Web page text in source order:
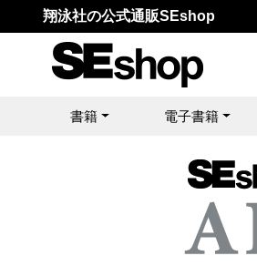
翔泳社の公式通販SEshop
書籍 電子書籍